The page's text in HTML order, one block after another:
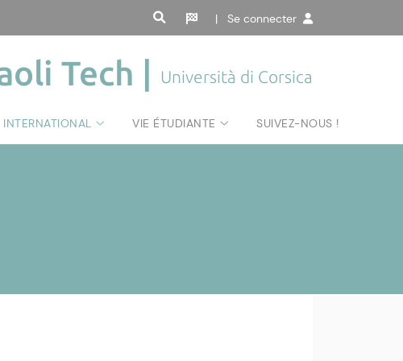
| Se connecter
Tech | Università di Corsica
INTERNATIONAL VIE ÉTUDIANTE SUIVEZ-NOUS !